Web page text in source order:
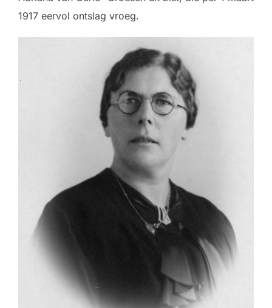
1917 eervol ontslag vroeg.